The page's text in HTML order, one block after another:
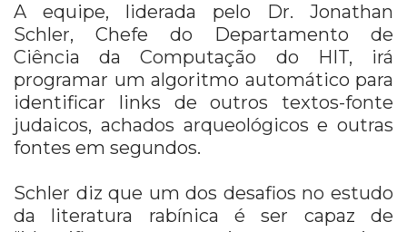
A equipe, liderada pelo Dr. Jonathan
Schler, Chefe do Departamento de
Ciência da Computação do HIT, irá
programar um algoritmo automático para
identificar links de outros textos-fonte
judaicos, achados arqueológicos e outras
fontes em segundos.
Schler diz que um dos desafios no estudo
da literatura rabínica é ser capaz de